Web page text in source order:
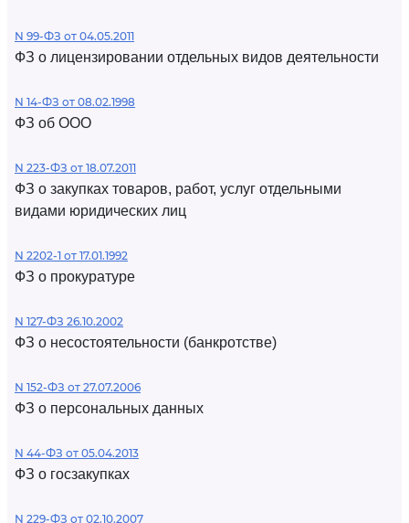
N 99-ФЗ от 04.05.2011
ФЗ о лицензировании отдельных видов деятельности
N 14-ФЗ от 08.02.1998
ФЗ об ООО
N 223-ФЗ от 18.07.2011
ФЗ о закупках товаров, работ, услуг отдельными
видами юридических лиц
N 2202-1 от 17.01.1992
ФЗ о прокуратуре
N 127-ФЗ 26.10.2002
ФЗ о несостоятельности (банкротстве)
N 152-ФЗ от 27.07.2006
ФЗ о персональных данных
N 44-ФЗ от 05.04.2013
ФЗ о госзакупках
N 229-ФЗ от 02.10.2007